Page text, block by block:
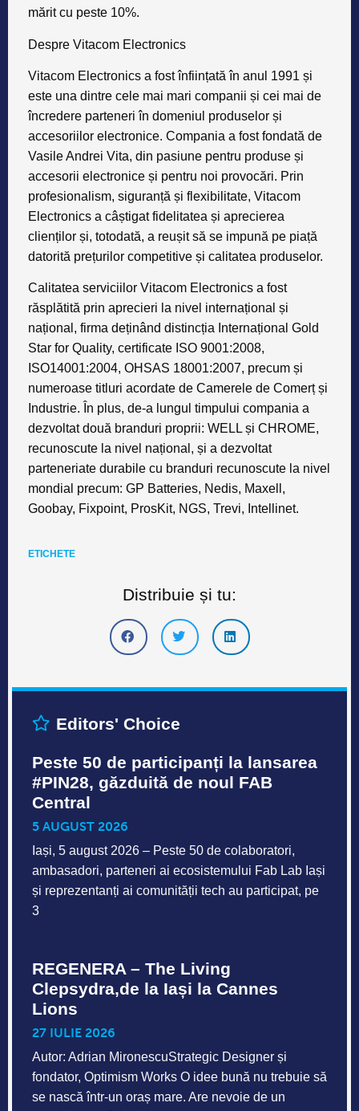
mărit cu peste 10%.
Despre Vitacom Electronics
Vitacom Electronics a fost înființată în anul 1991 și
este una dintre cele mai mari companii și cei mai de
încredere parteneri în domeniul produselor și
accesoriilor electronice. Compania a fost fondată de
Vasile Andrei Vita, din pasiune pentru produse și
accesorii electronice și pentru noi provocări. Prin
profesionalism, siguranță și flexibilitate, Vitacom
Electronics a câștigat fidelitatea și aprecierea
clienților și, totodată, a reușit să se impună pe piață
datorită prețurilor competitive și calitatea produselor.
Calitatea serviciilor Vitacom Electronics a fost
răsplătită prin aprecieri la nivel internațional și
național, firma deținând distincția Internațional Gold
Star for Quality, certificate ISO 9001:2008,
ISO14001:2004, OHSAS 18001:2007, precum și
numeroase titluri acordate de Camerele de Comerț și
Industrie. În plus, de-a lungul timpului compania a
dezvoltat două branduri proprii: WELL și CHROME,
recunoscute la nivel național, și a dezvoltat
parteneriate durabile cu branduri recunoscute la nivel
mondial precum: GP Batteries, Nedis, Maxell,
Goobay, Fixpoint, ProsKit, NGS, Trevi, Intellinet.
ETICHETE
Distribuie și tu:
Editors' Choice
Peste 50 de participanți la lansarea
#PIN28, găzduită de noul FAB
Central
5 AUGUST 2026
Iași, 5 august 2026 – Peste 50 de colaboratori,
ambasadori, parteneri ai ecosistemului Fab Lab Iași
și reprezentanți ai comunității tech au participat, pe
3
REGENERA – The Living
Clepsydra,de la Iași la Cannes
Lions
27 IULIE 2026
Autor: Adrian MironescuStrategic Designer și
fondator, Optimism Works O idee bună nu trebuie să
se nască într-un oraș mare. Are nevoie de un